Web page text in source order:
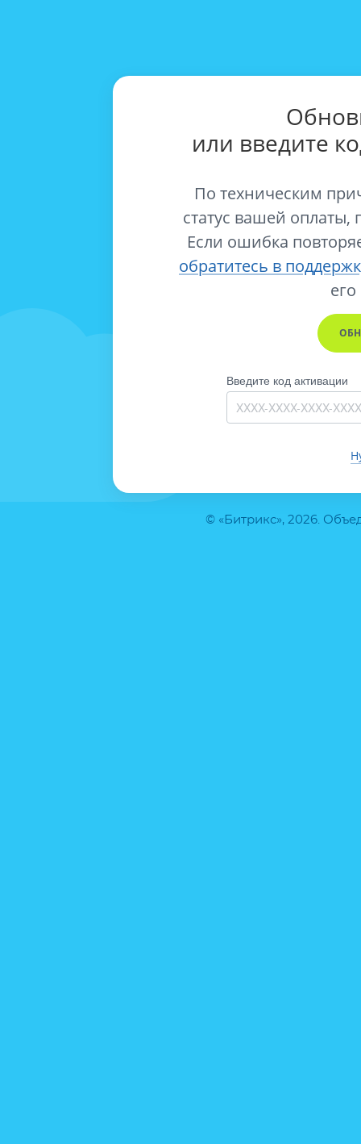
© «Битрикс», 2026.
или введите
По техническим
статус вашей оплаты,
Если ошибка
обратитесь в
его
Введите код активации